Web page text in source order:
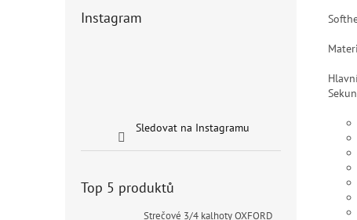
Instagram
Sledovat na Instagramu
Top 5 produktů
Strečové 3/4 kalhoty OXFORD